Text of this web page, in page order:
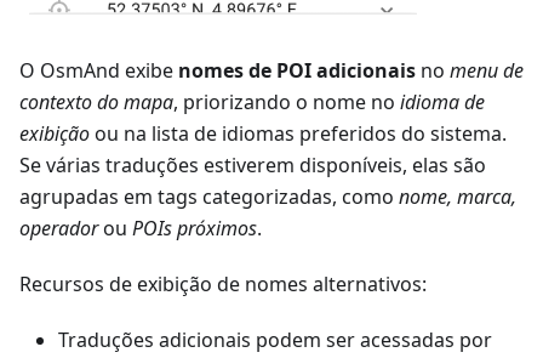
O OsmAnd exibe nomes de POI adicionais no menu de
contexto do mapa, priorizando o nome no idioma de
exibiçãoou na lista de idiomas preferidos do sistema.
Se várias traduções estiverem disponíveis, elas são
agrupadas em tags categorizadas, como nome, marca,
operadorou POIs próximos.
Recursos de exibição de nomes alternativos:
Traduções adicionais podem ser acessadas por